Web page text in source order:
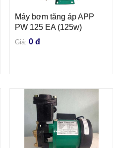
THÊM VÀO GIỎ HÀNG
Máy bơm tăng áp APP
PW 125 EA (125w)
Giá: 0 đ